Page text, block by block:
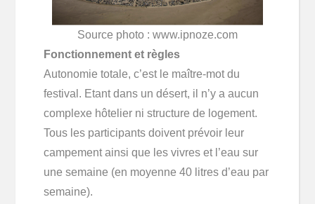
Source photo : www.ipnoze.com
Fonctionnement et règles
Autonomie totale, c’est le maître-mot du
festival. Etant dans un désert, il n’y a aucun
complexe hôtelier ni structure de logement.
Tous les participants doivent prévoir leur
campement ainsi que les vivres et l’eau sur
une semaine (en moyenne 40 litres d’eau par
semaine).